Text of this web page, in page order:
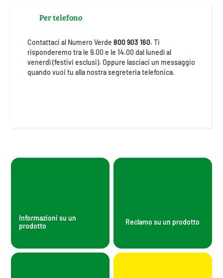
Per telefono
Contattaci al Numero Verde800 903 160. Ti
risponderemo tra le 9.00 e le 14.00 dal lunedì al
venerdì (festivi esclusi). Oppure lasciaci un messaggio
quando vuoi tu alla nostra segreteria telefonica.
Informazioni su un
prodotto
Reclamo su un prodotto